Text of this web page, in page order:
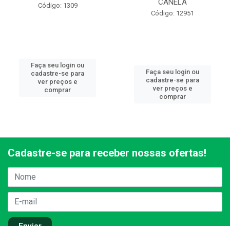
Código: 1309
Faça seu login ou
cadastre-se para
ver preços e
comprar
CANELA
Código: 12951
Faça seu login ou
cadastre-se para
ver preços e
comprar
Cadastre-se para receber nossas ofertas!